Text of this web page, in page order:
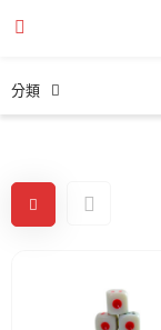
(購物需知)
分類